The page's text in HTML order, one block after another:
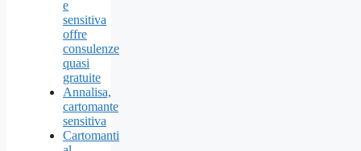
e
sensitiva
offre
consulenze
quasi
gratuite
Annalisa,
cartomante
sensitiva
Cartomanti